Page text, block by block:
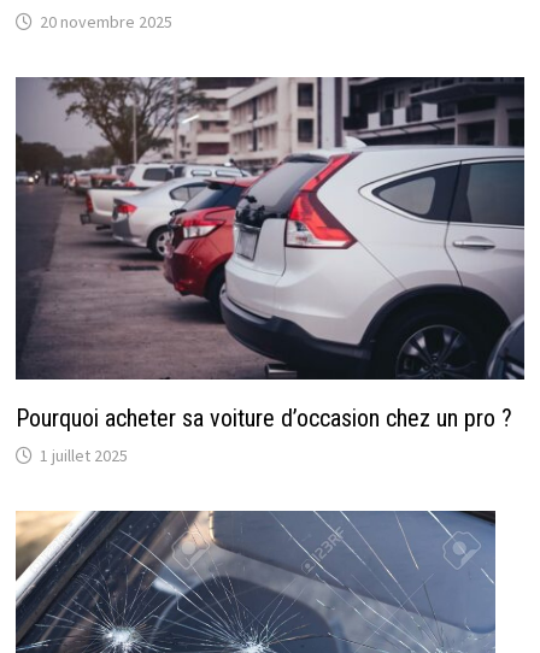
20 novembre 2025
Pourquoi acheter sa voiture d’occasion chez un pro ?
1 juillet 2025